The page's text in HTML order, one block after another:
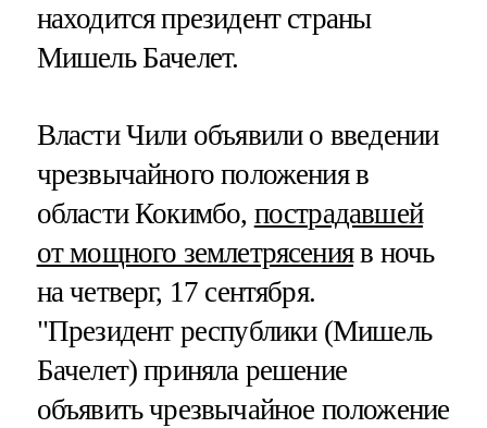
находится президент страны
Мишель Бачелет.
Власти Чили объявили о введении
чрезвычайного положения в
области Кокимбо, пострадавшей
от мощного землетрясенияв ночь
на четверг, 17 сентября.
"Президент республики (Мишель
Бачелет) приняла решение
объявить чрезвычайное положение